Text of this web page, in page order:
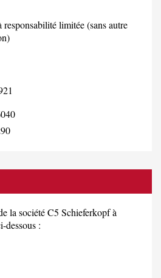
responsabilité limitée (sans autre
la société C5 Schieferkopf à
dessous :